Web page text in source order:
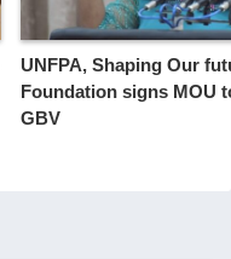
UNFPA, Shaping Our
Foundation signs MOU
GBV